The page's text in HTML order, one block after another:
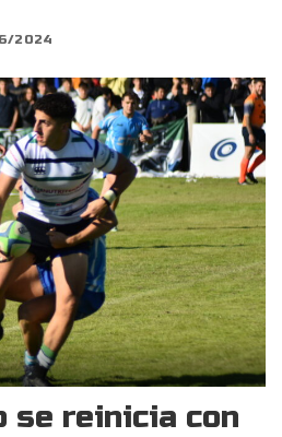
2024
se reinicia con